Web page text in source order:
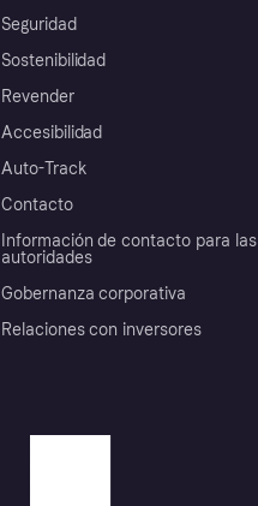
Seguridad
Sostenibilidad
Revender
Accesibilidad
Auto-Track
Contacto
Información de contacto para las
autoridades
Gobernanza corporativa
Relaciones con inversores